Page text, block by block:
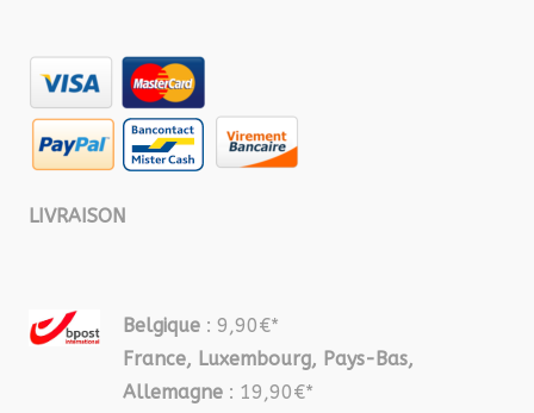
LIVRAISON
Belgique : 9,90€*
France, Luxembourg, Pays-Bas,
Allemagne : 19,90€*